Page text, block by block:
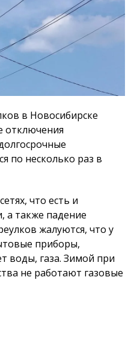
в Новосибирске
отключения
по несколько раз в
что есть и
а также падение
жалуются, что у
приборы,
воды, газа. Зимой при
не работают газовые